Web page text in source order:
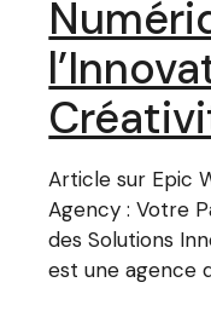
Article sur Epic
Agency : Votre
des Solutions
est une agence